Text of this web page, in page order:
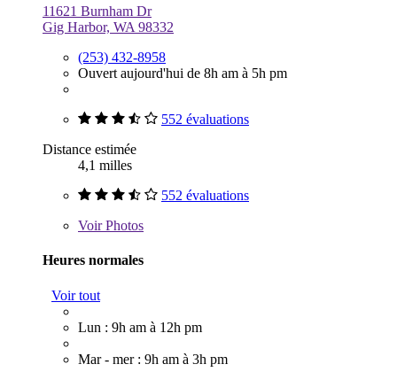
11621 Burnham Dr
Gig Harbor, WA 98332
(253) 432-8958
Ouvert aujourd'hui de 8h am à 5h pm
552 évaluations
Distance estimée
4,1 milles
552 évaluations
VoirPhotos
Heures normales
Voir tout
Lun : 9h am à 12h pm
Mar - mer : 9h am à 3h pm